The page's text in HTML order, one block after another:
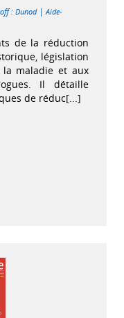
: Dunod|Aide-
de la réduction
législation
maladie et aux
Il détaille
de réduc[...]